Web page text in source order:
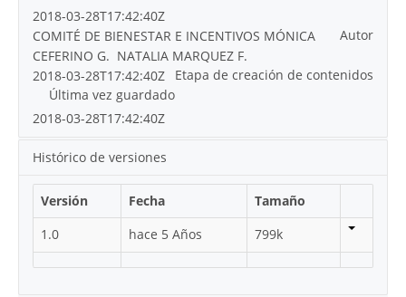
2018-03-28T17:42:40Z
Autor
COMITÉ DE BIENESTAR E INCENTIVOS MÓNICA
CEFERINO G.  NATALIA MARQUEZ F.
Etapa de creación de contenidos
2018-03-28T17:42:40Z
Última vez guardado
2018-03-28T17:42:40Z
Histórico de versiones
Versión Fecha
Tamaño
1.0
hace 5 Años 799k